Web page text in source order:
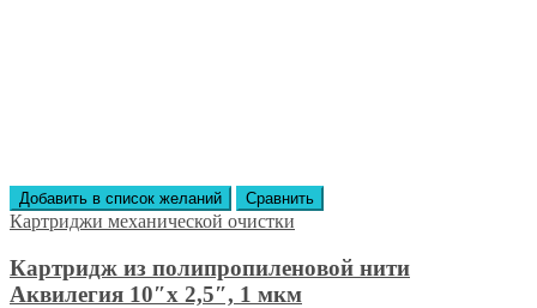
Добавить в список желаний Сравнить
Картриджи механической очистки
Картридж из полипропиленовой нити
Аквилегия 10″х 2,5″, 1 мкм